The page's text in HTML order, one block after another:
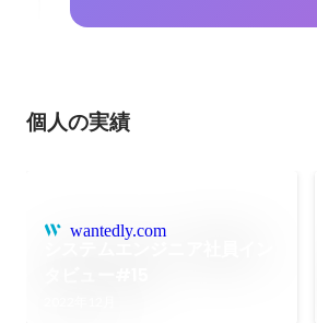
個人の実績
wantedly.com